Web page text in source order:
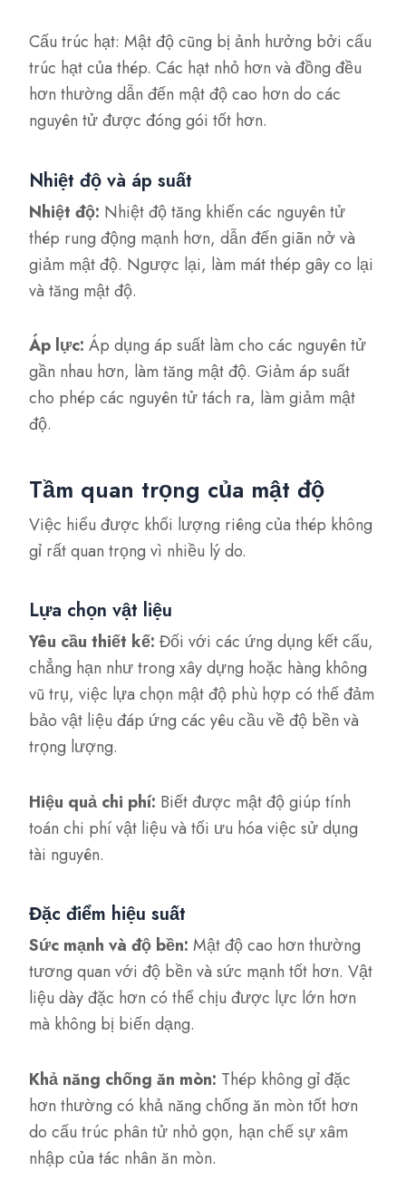
Cấu trúc hạt: Mật độ cũng bị ảnh hưởng bởi cấu
trúc hạt của thép. Các hạt nhỏ hơn và đồng đều
hơn thường dẫn đến mật độ cao hơn do các
nguyên tử được đóng gói tốt hơn.
Nhiệt độ và áp suất
Nhiệt độ: Nhiệt độ tăng khiến các nguyên tử
thép rung động mạnh hơn, dẫn đến giãn nở và
giảm mật độ. Ngược lại, làm mát thép gây co lại
và tăng mật độ.
Áp lực: Áp dụng áp suất làm cho các nguyên tử
gần nhau hơn, làm tăng mật độ. Giảm áp suất
cho phép các nguyên tử tách ra, làm giảm mật
độ.
Tầm quan trọng của mật độ
Việc hiểu được khối lượng riêng của thép không
gỉ rất quan trọng vì nhiều lý do.
Lựa chọn vật liệu
Yêu cầu thiết kế: Đối với các ứng dụng kết cấu,
chẳng hạn như trong xây dựng hoặc hàng không
vũ trụ, việc lựa chọn mật độ phù hợp có thể đảm
bảo vật liệu đáp ứng các yêu cầu về độ bền và
trọng lượng.
Hiệu quả chi phí: Biết được mật độ giúp tính
toán chi phí vật liệu và tối ưu hóa việc sử dụng
tài nguyên.
Đặc điểm hiệu suất
Sức mạnh và độ bền:Mật độ cao hơn thường
tương quan với độ bền và sức mạnh tốt hơn. Vật
liệu dày đặc hơn có thể chịu được lực lớn hơn
mà không bị biến dạng.
Khả năng chống ăn mòn: Thép không gỉ đặc
hơn thường có khả năng chống ăn mòn tốt hơn
do cấu trúc phân tử nhỏ gọn, hạn chế sự xâm
nhập của tác nhân ăn mòn.